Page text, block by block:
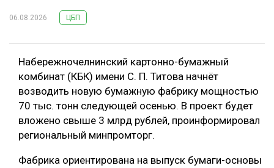
06.08.2026 ЦБП
Набережночелнинский картонно-бумажный
комбинат (КБК) имени С. П. Титова начнёт
возводить новую бумажную фабрику мощностью
70 тыс. тонн следующей осенью. В проект будет
вложено свыше 3 млрд рублей, проинформировал
региональный минпромторг.
Фабрика ориентирована на выпуск бумаги-основы